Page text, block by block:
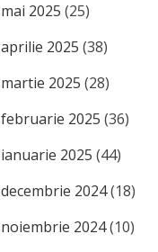
mai 2025 (25)
aprilie 2025 (38)
martie 2025 (28)
februarie 2025 (36)
ianuarie 2025 (44)
decembrie 2024(18)
noiembrie 2024(10)